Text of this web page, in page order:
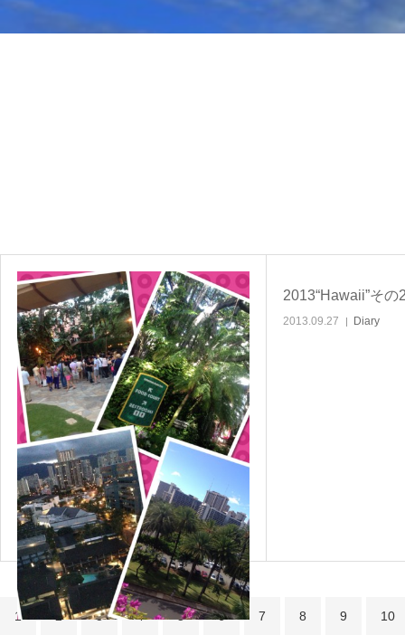
2013“Hawaii”その
2013.09.27 Diary
1 2 3 4 5 6 7 8 9 10